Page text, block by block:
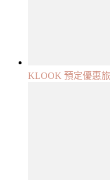
KLOOK 預定優惠